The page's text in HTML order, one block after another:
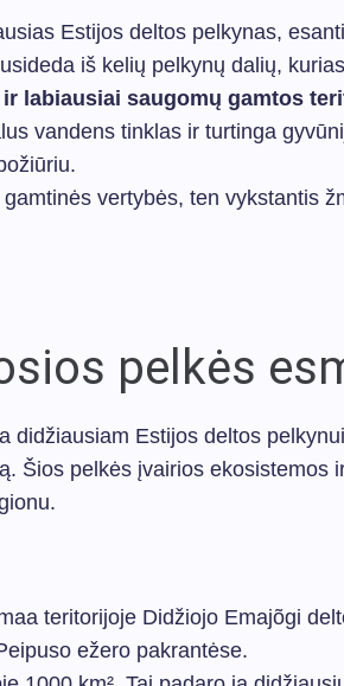
Estijos deltos pelkynas,
iš kelių pelkynų dalių,
labiausiai saugomų gamtos
vandens tinklas ir turtinga
vertybės, ten vykstantis
pelkės
didžiausiam Estijos deltos
Šios pelkės įvairios
teritorijoje Didžiojo Emajõgi
ežero pakrantėse.